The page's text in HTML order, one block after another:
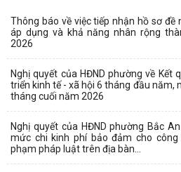
Thông báo về việc tiếp nhận hồ sơ đề
áp dụng và khả năng nhân rộng
2026
Nghị quyết của HĐND phường về Kết
triển kinh tế - xã hội 6 tháng đầu năm,
tháng cuối năm 2026
Nghị quyết của HĐND phường Bắc
mức chi kinh phí bảo đảm cho
phạm pháp luật trên địa bàn...